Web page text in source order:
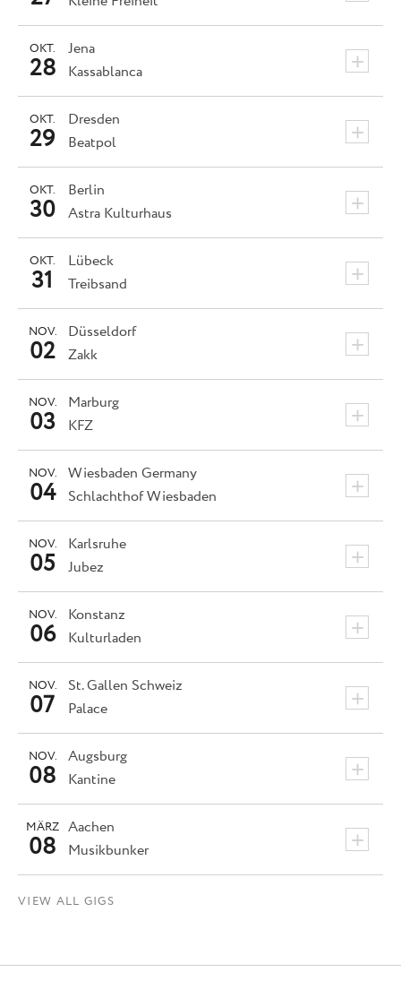
Jena +
OKT.
28 Kassablanca
Dresden +
OKT.
29 Beatpol
Berlin +
OKT.
30 Astra Kulturhaus
Lübeck +
OKT.
31 Treibsand
Düsseldorf +
NOV.
02 Zakk
Marburg +
NOV.
03 KFZ
Wiesbaden Germany +
NOV.
04 Schlachthof Wiesbaden
Karlsruhe +
NOV.
05 Jubez
Konstanz +
NOV.
06 Kulturladen
St. Gallen Schweiz +
NOV.
07 Palace
Augsburg +
NOV.
08 Kantine
Aachen +
MÄRZ
08 Musikbunker
VIEW ALL GIGS